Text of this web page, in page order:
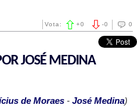
0
-0
Vota: +0
JOSÉ MEDINA
de Moraes - José Medina)